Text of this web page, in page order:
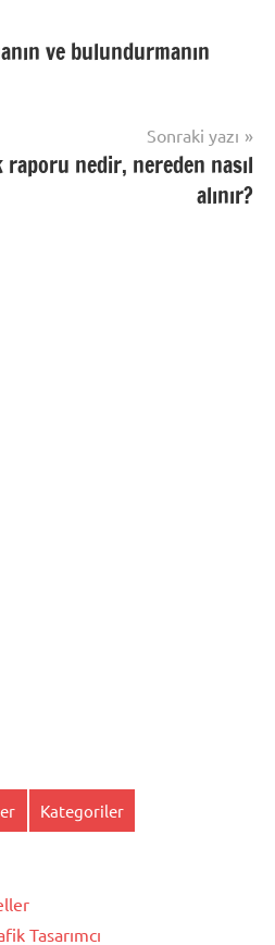
ve bulundurmanın
Sonraki yazı
raporu nedir, nereden nasıl
alınır?
Kategoriler
Tasarımcı